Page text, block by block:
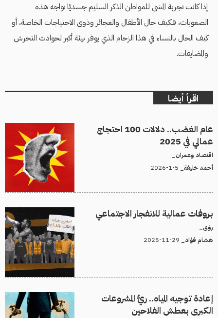
إذا كانت تجربة المشي للمواطن الذكر السليم جسديًا تواجه هذه
الصعوبات، فكيف حال الأطفال والعجائز وذوي الاحتياجات الخاصة، أو
كيف الحال بالنساء في هذا الزحام الذي يوفر بيئة أكبر لحوادث التحرش
والمضايقات.
اقرأ أيضا
عام الغضب.. دلالات 100 احتجاج
عمالي في 2025
اقتصاد وعمران_
أحمد خليفة_
بروفات عمالية للانفجار الاجتماعي
رؤى_
هشام فؤاد_
إعادة توجيه المياه.. ريُّ المشروعات
الكبرى بعطش الفلاحين